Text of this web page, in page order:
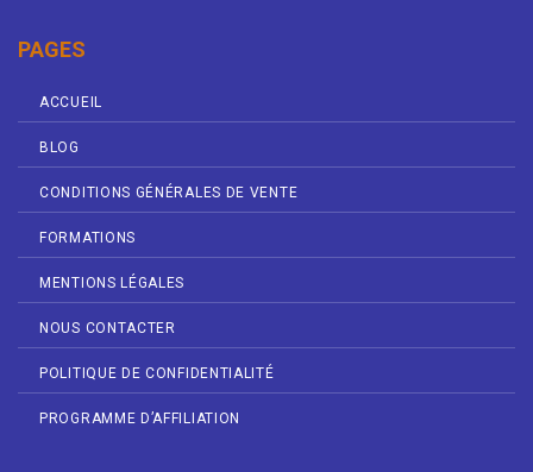
PAGES
ACCUEIL
BLOG
CONDITIONS GÉNÉRALES DE VENTE
FORMATIONS
MENTIONS LÉGALES
NOUS CONTACTER
POLITIQUE DE CONFIDENTIALITÉ
PROGRAMME D’AFFILIATION